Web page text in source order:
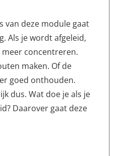
van deze module gaat
Als je wordt afgeleid,
meer concentreren.
maken. Of de
goed onthouden.
dus. Wat doe je als je
Daarover gaat deze